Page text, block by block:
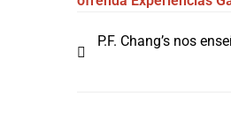
Navegación
de
P.F. Chang’s nos